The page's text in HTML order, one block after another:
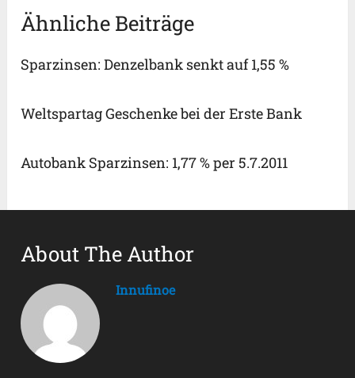
Ähnliche Beiträge
Sparzinsen: Denzelbank senkt auf 1,55 %
Weltspartag Geschenke bei der Erste Bank
Autobank Sparzinsen: 1,77 % per 5.7.2011
About The Author
Innufinoe